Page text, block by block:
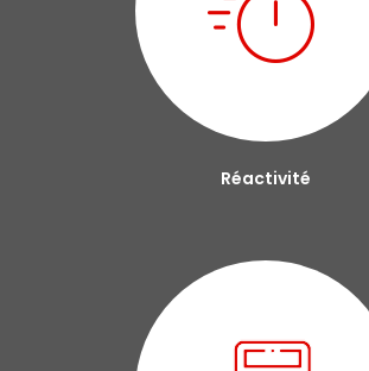
Réactivité